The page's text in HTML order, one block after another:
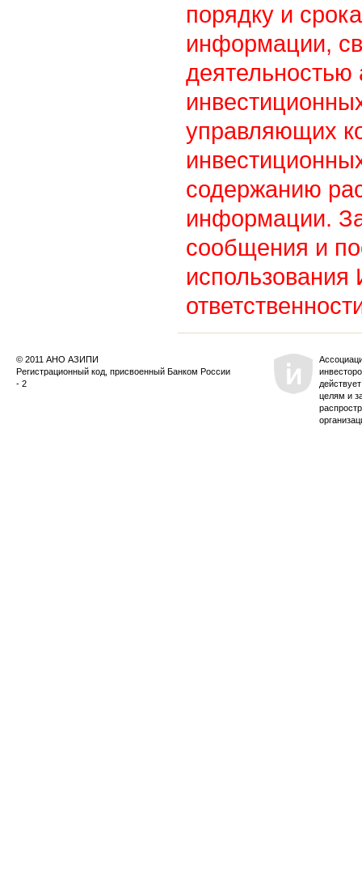
порядку и
информации,
управляющих
содержанию
информации.
сообщения и
© 2011 АНО АЗИПИ
Регистрационный код, присвоенный Банком России
- 2
целям и